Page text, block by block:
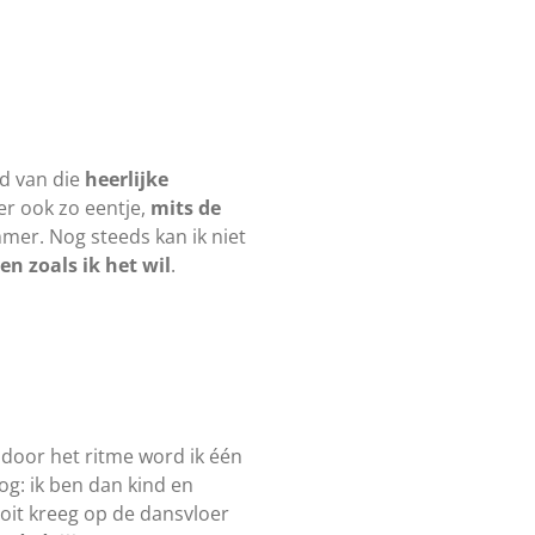
van die heerlijke
ook zo eentje, mits de
Nog steeds kan ik niet
zoals ik het wil.
het ritme word ik één
ik ben dan kind en
kreeg op de dansvloer